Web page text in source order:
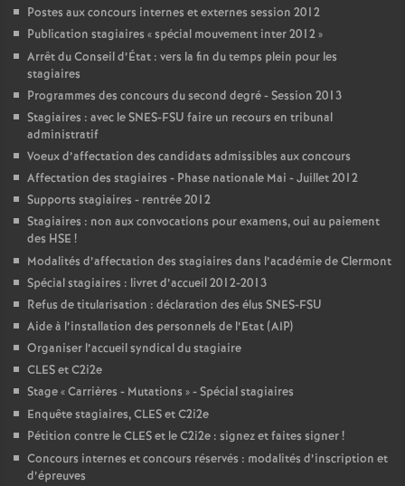
Postes aux concours internes et externes session 2012
Publication stagiaires «spécial mouvement inter 2012»
Arrêt du Conseil d’État : vers la fin du temps plein pour les
stagiaires
Programmes des concours du second degré - Session 2013
Stagiaires : avec le SNES-FSU faire un recours en tribunal
administratif
Voeux d’affectation des candidats admissibles aux concours
Affectation des stagiaires - Phase nationale Mai - Juillet 2012
Supports stagiaires - rentrée 2012
Stagiaires : non aux convocations pour examens, oui au paiement
des HSE !
Modalités d’affectation des stagiaires dans l’académie de Clermont
Spécial stagiaires : livret d’accueil 2012-2013
Refus de titularisation : déclaration des élus SNES-FSU
Aide à l’installation des personnels de l’Etat (AIP)
Organiser l’accueil syndical du stagiaire
CLES et C2i2e
Stage «Carrières - Mutations » - Spécial stagiaires
Enquête stagiaires, CLES et C2i2e
Pétition contre le CLES et le C2i2e : signez et faites signer!
Concours internes et concours réservés : modalités d’inscription et
d’épreuves